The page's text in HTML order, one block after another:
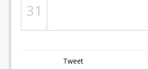
31
Tweet